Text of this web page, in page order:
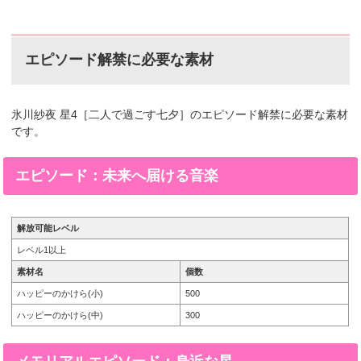
エピソード解禁に必要な素材
氷川紗夜 星4［二人で過ごす七夕］のエピソード解禁に必要な素材
です。
エピソード：未来へ届ける音楽
解放可能レベル
レベル1以上
素材名 個数
ハッピーのかけら(小) 500
ハッピーのかけら(中) 300